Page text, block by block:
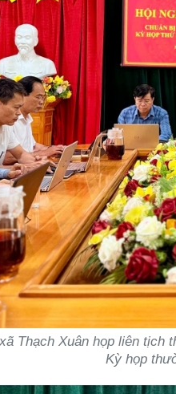
Thạch Xuân họp liên tịch
Kỳ họp